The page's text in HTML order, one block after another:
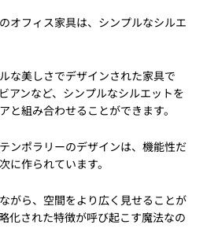
オフィス家具は、シンプルなシルエ
な美しさでデザインされた家具で
アンなど、シンプルなシルエットを
と組み合わせることができます。
ンポラリーのデザインは、機能性だ
に作られています。
がら、空間をより広く見せることが
化された特徴が呼び起こす魔法なの